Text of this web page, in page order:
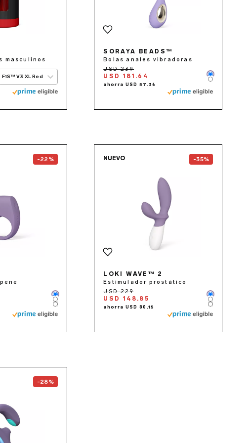
masculinos
F1S™ V3 XL Red
SORAYA BEADS™
Bolas anales vibradoras
USD 181.64 Color
Color
-22%
Color
Color
Color
NUEVO -35%
LOKI WAVE™ 2
Estimulador prostático
USD 148.85 Color
Color
Color
-28%